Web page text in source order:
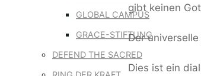
GLOBAL CAMPUS
GRACE-STIFTUNG
DEFEND THE SACRED
gibt keinen
Der
Dies ist ein